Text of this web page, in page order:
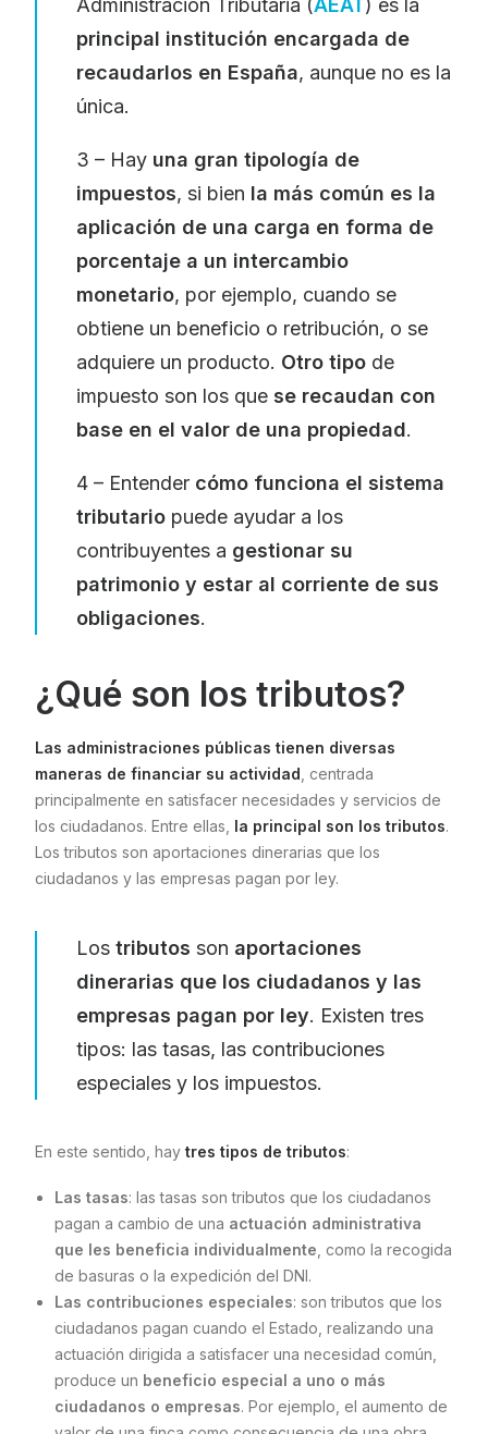
Administración Tributaria (AEAT) es la
principal institución encargada de
recaudarlos en España, aunque no es la
única.
3 – Hay una gran tipología de
impuestos, si bien la más común es la
aplicación de una carga en forma de
porcentaje a un intercambio
monetario, por ejemplo, cuando se
obtiene un beneficio o retribución, o se
adquiere un producto. Otro tipo de
impuesto son los que se recaudan con
base en el valor de una propiedad.
4 – Entender cómo funciona el sistema
tributario puede ayudar a los
contribuyentes a gestionar su
patrimonio y estar al corriente de sus
obligaciones.
¿Qué son los tributos?
Las administraciones públicas tienen diversas
maneras de financiar su actividad , centrada
principalmente en satisfacer necesidades y servicios de
los ciudadanos. Entre ellas, la principal son los tributos.
Los tributos son aportaciones dinerarias que los
ciudadanos y las empresas pagan por ley.
Los tributos son aportaciones
dinerarias que los ciudadanos y las
empresas pagan por ley. Existen tres
tipos: las tasas, las contribuciones
especiales y los impuestos.
En este sentido, hay tres tipos de tributos:
Las tasas: las tasas son tributos que los ciudadanos
pagan a cambio de una actuación administrativa
que les beneficia individualmente , como la recogida
de basuras o la expedición del DNI.
Las contribuciones especiales: son tributos que los
ciudadanos pagan cuando el Estado, realizando una
actuación dirigida a satisfacer una necesidad común,
produce un beneficio especial a uno o más
ciudadanos o empresas. Por ejemplo, el aumento de